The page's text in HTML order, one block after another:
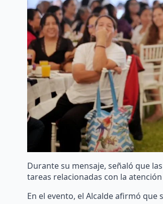
Durante su mensaje, señaló que
tareas relacionadas con la
En el evento, el Alcalde afirmó